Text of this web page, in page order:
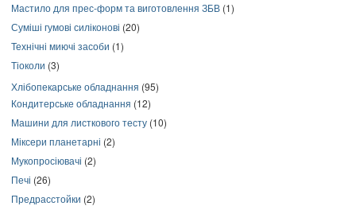
Мастило для прес-форм та виготовлення ЗБВ (1)
Суміші гумові силіконові (20)
Технічні миючі засоби (1)
Тіоколи (3)
Хлібопекарське обладнання (95)
Кондитерське обладнання (12)
Машини для листкового тесту (10)
Міксери планетарні (2)
Мукопросіювачі (2)
Печі (26)
Предрасстойки (2)